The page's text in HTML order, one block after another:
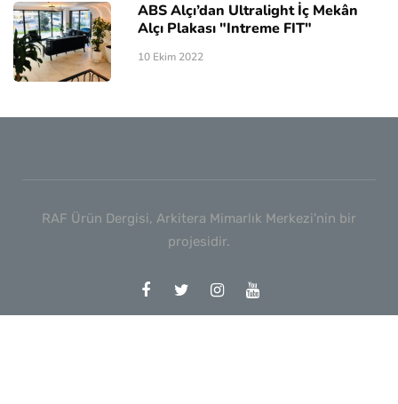
ABS Alçı’dan Ultralight İç Mekân
Alçı Plakası "Intreme FIT"
10 Ekim 2022
RAF Ürün Dergisi, Arkitera Mimarlık Merkezi'nin bir
projesidir.